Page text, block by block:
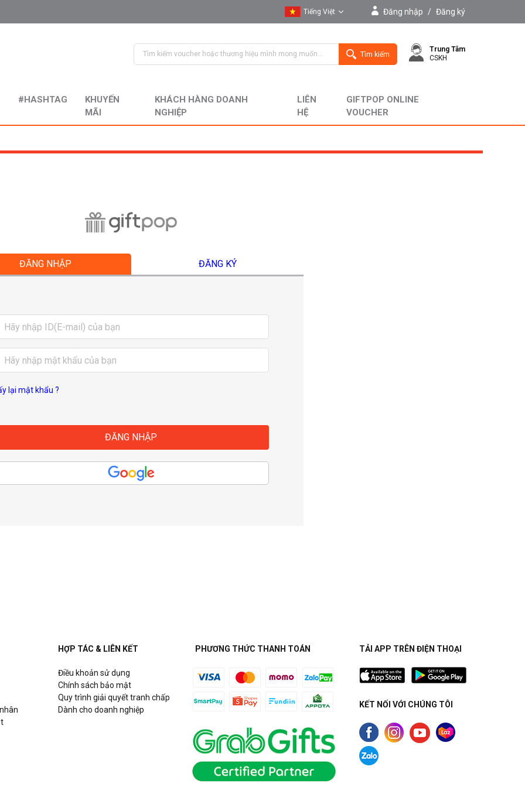
Tiếng Việt
English
Đăng nhập / Đăng ký
Tìm kiếm
Trung Tâm
CSKH
#HASHTAG
KHUYẾN
MÃI
KHÁCH HÀNG DOANH
NGHIỆP
LIÊN
HỆ
GIFTPOP ONLINE
VOUCHER
ĐĂNG NHẬP ĐĂNG KÝ
lại mật khẩu ?
HỢP TÁC & LIÊN KẾT
Điều khoản sử dụng
Chính sách bảo mật
Quy trình giải quyết tranh chấp
Dành cho doanh nghiệp
PHƯƠNG THỨC THANH TOÁN TẢI APP TRÊN ĐIỆN THOẠI
KẾT NỐI VỚI CHÚNG TÔI